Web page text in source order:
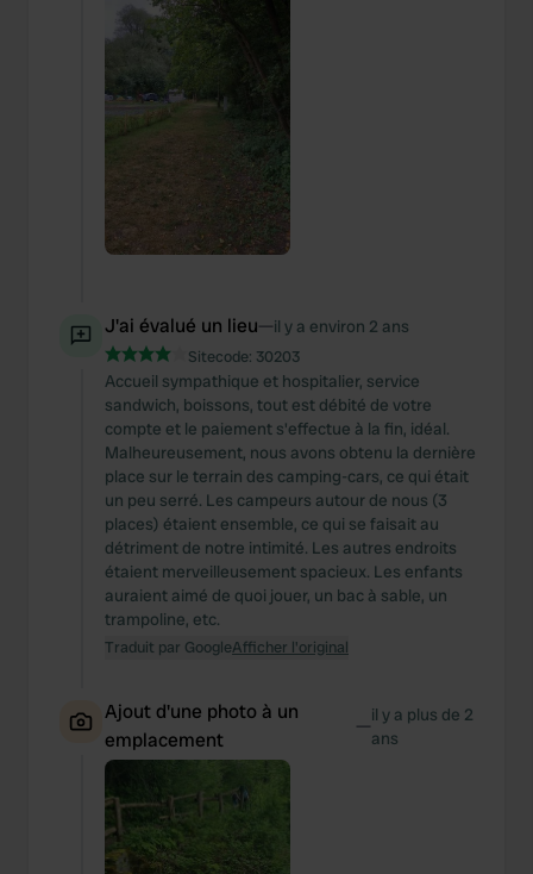
J'ai évalué un lieu—il y a environ 2 ans
Sitecode: 30203
Accueil sympathique et hospitalier, service
sandwich, boissons, tout est débité de votre
compte et le paiement s'effectue à la fin, idéal.
Malheureusement, nous avons obtenu la dernière
place sur le terrain des camping-cars, ce qui était
un peu serré. Les campeurs autour de nous (3
places) étaient ensemble, ce qui se faisait au
détriment de notre intimité. Les autres endroits
étaient merveilleusement spacieux. Les enfants
auraient aimé de quoi jouer, un bac à sable, un
trampoline, etc.
Traduit par GoogleAfficher l'original
Ajout d'une photo à un
emplacement
—il y a plus de 2
ans